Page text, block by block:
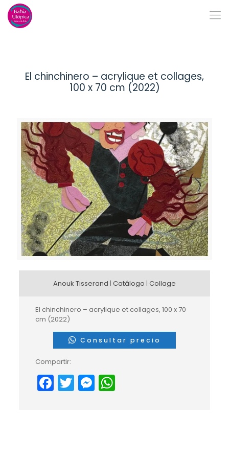
El chinchinero – acrylique et collages,
100 x 70 cm (2022)
Anouk Tisserand | Catálogo | Collage
El chinchinero – acrylique et collages, 100 x 70
cm (2022)
Consultar precio
Compartir:
Facebook
TwitterMessenger
WhatsApp